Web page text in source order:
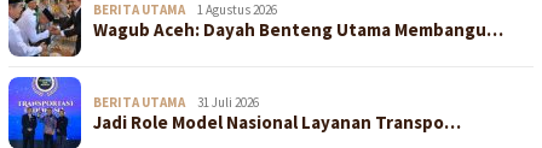
BERITA UTAMA 1 Agustus 2026
Wagub Aceh: Dayah Benteng Utama Membangu…
BERITA UTAMA 31 Juli 2026
Jadi Role Model Nasional Layanan Transpo…